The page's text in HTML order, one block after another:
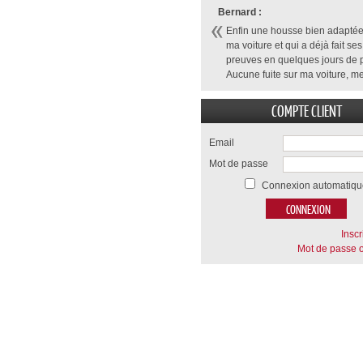
Bernard :
Enfin une housse bien
ma voiture et qui a déjà fait ses
preuves en quelques jours de
Aucune fuite sur ma voiture,
COMPTE CLIENT
Email
Mot de passe
Connexion
Mot de passe